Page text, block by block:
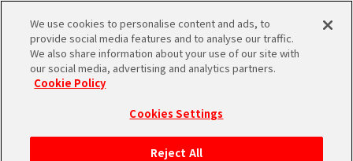
MEN
MOVIE
We use cookies to personalise content and ads, to
provide social media features and to analyse our traffic.
We also share information about your use of our site with
our social media, advertising and analytics partners.
Cookie Policy
Cookies Settings
Reject All